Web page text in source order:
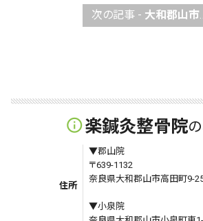
次の記事 - 大和郡山市／『美容鍼・・痛くないの？』
info_outline楽鍼灸整骨院
住所
▼郡山院
〒639-1132
奈良県大和郡山市高田町9-
▼小泉院